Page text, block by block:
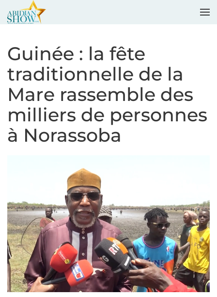
Guinée : la fête
traditionnelle de la
Mare rassemble des
milliers de personnes
à Norassoba